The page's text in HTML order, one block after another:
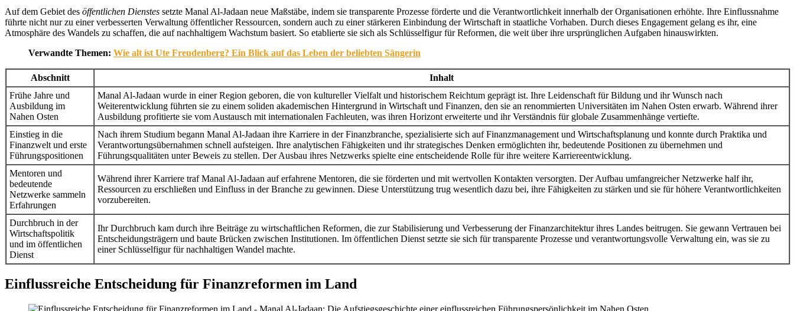
Auf dem Gebiet des öffentlichen Dienstes setzte Manal Al-Jadaan neue Maßstäbe, indem sie transparente Prozesse förderte und die Verantwortlichkeit innerhalb der Organisationen erhöhte. Ihre Einflussnahme
führte nicht nur zu einer verbesserten Verwaltung öffentlicher Ressourcen, sondern auch zu einer stärkeren Einbindung der Wirtschaft in staatliche Vorhaben. Durch dieses Engagement gelang es ihr, eine
Atmosphäre des Wandels zu schaffen, die auf nachhaltigem Wachstum basiert. So etablierte sie sich als Schlüsselfigur für Reformen, die weit über ihre ursprünglichen Aufgaben hinauswirkten.
Verwandte Themen: Wie alt ist Ute Freudenberg? Ein Blick auf das Leben der beliebten Sängerin
Abschnitt
Inhalt
Frühe Jahre und
Ausbildung im
Nahen Osten
Manal Al-Jadaan wurde in einer Region geboren, die von kultureller Vielfalt und historischem Reichtum geprägt ist. Ihre Leidenschaft für Bildung und ihr Wunsch nach
Weiterentwicklung führten sie zu einem soliden akademischen Hintergrund in Wirtschaft und Finanzen, den sie an renommierten Universitäten im Nahen Osten erwarb. Während ihrer
Ausbildung profitierte sie vom Austausch mit internationalen Fachleuten, was ihren Horizont erweiterte und ihr Verständnis für globale Zusammenhänge vertiefte.
Einstieg in die
Finanzwelt und erste
Führungspositionen
Nach ihrem Studium begann Manal Al-Jadaan ihre Karriere in der Finanzbranche, spezialisierte sich auf Finanzmanagement und Wirtschaftsplanung und konnte durch Praktika und
Verantwortungsübernahmen schnell aufsteigen. Ihre analytischen Fähigkeiten und ihr strategisches Denken ermöglichten ihr, bedeutende Positionen zu übernehmen und
Führungsqualitäten unter Beweis zu stellen. Der Ausbau ihres Netzwerks spielte eine entscheidende Rolle für ihre weitere Karriereentwicklung.
Mentoren und
bedeutende
Netzwerke sammeln
Erfahrungen
Während ihrer Karriere traf Manal Al-Jadaan auf erfahrene Mentoren, die sie förderten und mit wertvollen Kontakten versorgten. Der Aufbau umfangreicher Netzwerke half ihr,
Ressourcen zu erschließen und Einfluss in der Branche zu gewinnen. Diese Unterstützung trug wesentlich dazu bei, ihre Fähigkeiten zu stärken und sie für höhere Verantwortlichkeiten
vorzubereiten.
Durchbruch in der
Wirtschaftspolitik
und im öffentlichen
Dienst
Ihr Durchbruch kam durch ihre Beiträge zu wirtschaftlichen Reformen, die zur Stabilisierung und Verbesserung der Finanzarchitektur ihres Landes beitrugen. Sie gewann Vertrauen bei
Entscheidungsträgern und baute Brücken zwischen Institutionen. Im öffentlichen Dienst setzte sie sich für transparente Prozesse und verantwortungsvolle Verwaltung ein, was sie zu
einer Schlüsselfigur für nachhaltigen Wandel machte.
Einflussreiche Entscheidung für Finanzreformen im Land